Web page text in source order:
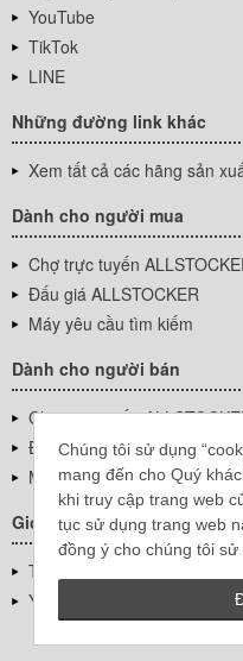
Chúng tôi sử dụng
mang đến cho Quý
khi truy cập trang web
tục sử dụng trang web
đồng ý cho chúng tôi
YouTube
TikTok
LINE
Những đường link khác
Xem tất cả các hãng sản
Dành cho người mua
Chợ trực tuyến
Đấu giá ALLSTOCKER
Máy yêu cầu tìm kiếm
Dành cho người bán
Chợ trực tuyến
Đấu giá ALLSTOCKER
Máy yêu cầu tìm kiếm
Giới thiệu công ty
Thông tin về doanh nghiệp
YUTAKA Inc.